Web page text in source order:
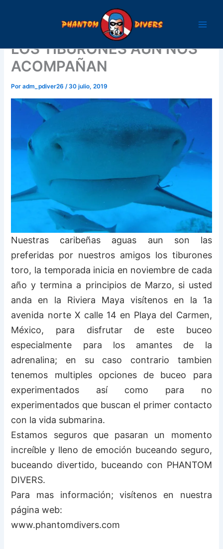
LOS TIBURONES AUN NOS
ACOMPAÑAN
Poradm_pdiver26/30 julio, 2019
Nuestras caribeñas aguas aun son las
preferidas por nuestros amigos los tiburones
toro, la temporada inicia en noviembre de cada
año y termina a principios de Marzo, si usted
anda en la Riviera Maya visítenos en la 1a
avenida norte X calle 14 en Playa del Carmen,
México, para disfrutar de este buceo
especialmente para los amantes de la
adrenalina; en su caso contrario tambien
tenemos multiples opciones de buceo para
experimentados así como para no
experimentados que buscan el primer contacto
con la vida submarina.
Estamos seguros que pasaran un momento
increíble y lleno de emoción buceando seguro,
buceando divertido, buceando con PHANTOM
DIVERS.
Para mas información; visítenos en nuestra
página web:
www.phantomdivers.com